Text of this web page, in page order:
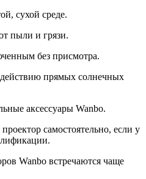
сухой среде.
пыли и грязи.
без присмотра.
прямых солнечных
аксессуары Wanbo.
самостоятельно, если у
Wanbo встречаются чаще